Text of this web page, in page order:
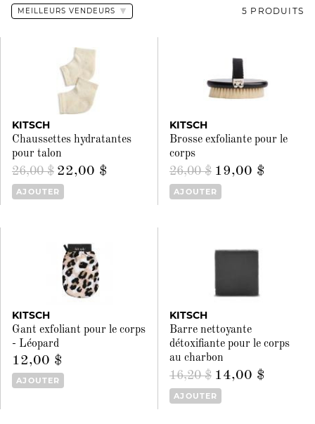
5 PRODUITS
KITSCH
Chaussettes hydratantes
pour talon
26,00 $ 22,00 $
AJOUTER
KITSCH
Brosse exfoliante pour le
corps
26,00 $ 19,00 $
AJOUTER
KITSCH
Gant exfoliant pour le corps
- Léopard
12,00 $
AJOUTER
KITSCH
Barre nettoyante
détoxifiante pour le corps
au charbon
16,20 $ 14,00 $
AJOUTER